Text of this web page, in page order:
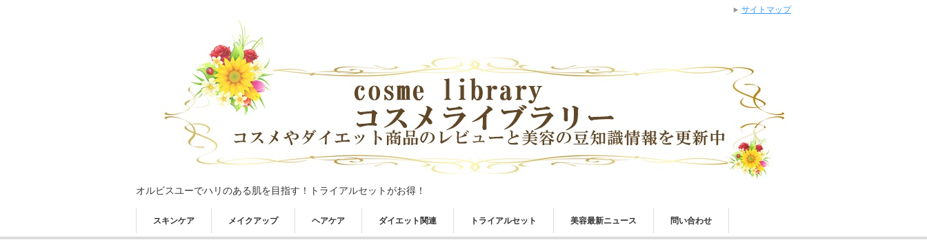
オルビスユーでハリのある肌を目指す！トライアルセットがお得！
スキンケア メイクアップ ヘアケア ダイエット関連 トライアルセット 美容最新ニュース 問い合わせ
サイトマップ